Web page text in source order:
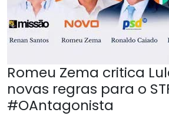
Romeu Zema critica
novas regras para o
#OAntagonista